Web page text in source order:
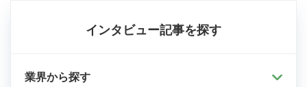
インタビュー記事を探す
業界から探す